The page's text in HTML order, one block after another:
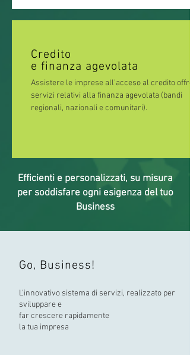
Credito
e finanza agevolata
Assistere le imprese all’acceso al credito offre
servizi relativi alla finanza agevolata (bandi
regionali, nazionali e comunitari).
Efficienti e personalizzati, su misura
per soddisfare ogni esigenza del tuo
Business
Go, Business!
L'innovativo sistema di servizi, realizzato per
sviluppare e
far crescere rapidamente
la tua impresa